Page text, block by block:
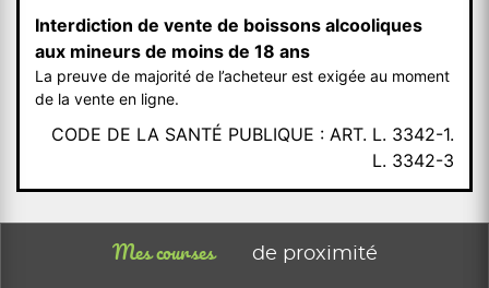
Interdiction de vente de boissons alcooliques
aux mineurs de moins de 18 ans
La preuve de majorité de l’acheteur est exigée au moment
de la vente en ligne.
CODE DE LA SANTÉ PUBLIQUE : ART. L. 3342-1.
L. 3342-3
Mes courses de proximité